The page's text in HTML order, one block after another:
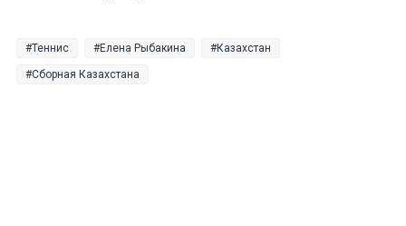
Теннис Елена Рыбакина Казахстан
Сборная Казахстана